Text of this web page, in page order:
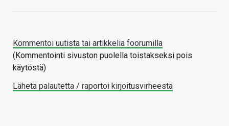
Kommentoi uutista tai artikkelia foorumilla
(Kommentointi sivuston puolella toistakseksi pois
käytöstä)
Lähetä palautetta / raportoi kirjoitusvirheestä